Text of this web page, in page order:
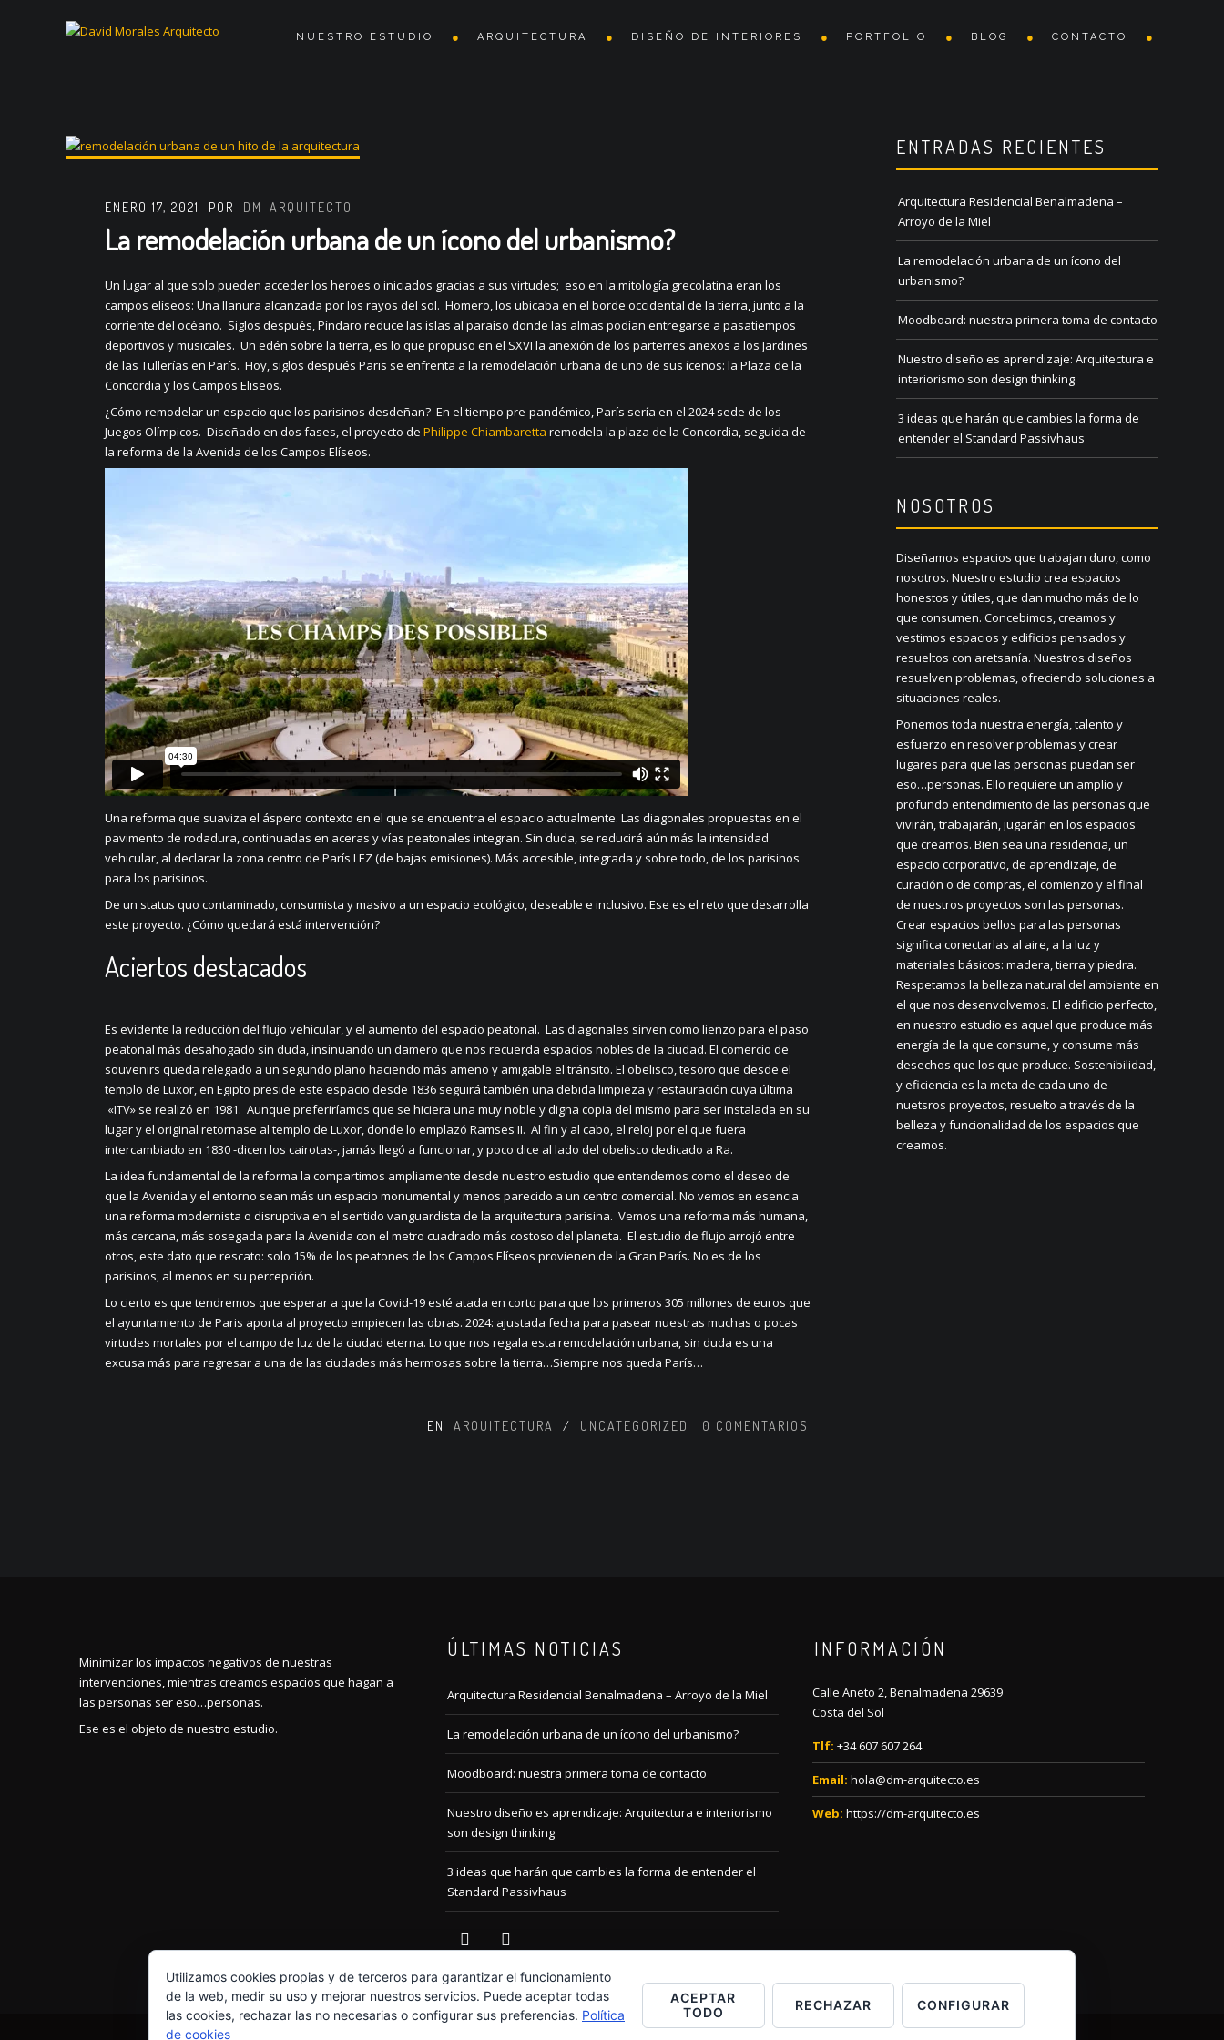
NUESTRO ESTUDIO ARQUITECTURA DISEÑO DE INTERIORES PORTFOLIO BLOG CONTACTO
ENERO 17, 2021 POR DM-ARQUITECTO
La remodelación urbana de un ícono del urbanismo?
Un lugar al que solo pueden acceder los heroes o iniciados gracias a sus virtudes; eso en la mitología grecolatina eran los
campos elíseos: Una llanura alcanzada por los rayos del sol. Homero, los ubicaba en el borde occidental de la tierra, junto a la
corriente del océano. Siglos después, Píndaro reduce las islas al paraíso donde las almas podían entregarse a pasatiempos
deportivos y musicales. Un edén sobre la tierra, es lo que propuso en el SXVI la anexión de los parterres anexos a los Jardines
de las Tullerías en París. Hoy, siglos después Paris se enfrenta a la remodelación urbana de uno de sus ícenos: la Plaza de la
Concordia y los Campos Eliseos.
¿Cómo remodelar un espacio que los parisinos desdeñan? En el tiempo pre-pandémico, París sería en el 2024 sede de los
Juegos Olímpicos. Diseñado en dos fases, el proyecto dePhilippe Chiambaretta remodela la plaza de la Concordia, seguida de
la reforma de la Avenida de los Campos Elíseos.
Una reforma que suaviza el áspero contexto en el que se encuentra el espacio actualmente. Las diagonales propuestas en el
pavimento de rodadura, continuadas en aceras y vías peatonales integran. Sin duda, se reducirá aún más la intensidad
vehicular, al declarar la zona centro de París LEZ (de bajas emisiones). Más accesible, integrada y sobre todo, de los parisinos
para los parisinos.
De un status quo contaminado, consumista y masivo a un espacio ecológico, deseable e inclusivo. Ese es el reto que desarrolla
este proyecto. ¿Cómo quedará está intervención?
Aciertos destacados
Es evidente la reducción del flujo vehicular, y el aumento del espacio peatonal. Las diagonales sirven como lienzo para el paso
peatonal más desahogado sin duda, insinuando un damero que nos recuerda espacios nobles de la ciudad. El comercio de
souvenirs queda relegado a un segundo plano haciendo más ameno y amigable el tránsito. El obelisco, tesoro que desde el
templo de Luxor, en Egipto preside este espacio desde 1836 seguirá también una debida limpieza y restauración cuya última
«ITV» se realizó en 1981. Aunque preferiríamos que se hiciera una muy noble y digna copia del mismo para ser instalada en su
lugar y el original retornase al templo de Luxor, donde lo emplazó Ramses II. Al fin y al cabo, el reloj por el que fuera
intercambiado en 1830 -dicen los cairotas-, jamás llegó a funcionar, y poco dice al lado del obelisco dedicado a Ra.
La idea fundamental de la reforma la compartimos ampliamente desde nuestro estudio que entendemos como el deseo de
que la Avenida y el entorno sean más un espacio monumental y menos parecido a un centro comercial. No vemos en esencia
una reforma modernista o disruptiva en el sentido vanguardista de la arquitectura parisina. Vemos una reforma más humana,
más cercana, más sosegada para la Avenida con el metro cuadrado más costoso del planeta. El estudio de flujo arrojó entre
otros, este dato que rescato: solo 15% de los peatones de los Campos Elíseos provienen de la Gran París. No es de los
parisinos, al menos en su percepción.
Lo cierto es que tendremos que esperar a que la Covid-19 esté atada en corto para que los primeros 305 millones de euros que
el ayuntamiento de Paris aporta al proyecto empiecen las obras. 2024: ajustada fecha para pasear nuestras muchas o pocas
virtudes mortales por el campo de luz de la ciudad eterna. Lo que nos regala esta remodelación urbana, sin duda es una
excusa más para regresar a una de las ciudades más hermosas sobre la tierra…Siempre nos queda París…
EN ARQUITECTURA / UNCATEGORIZED 0 COMENTARIOS
ENTRADAS RECIENTES
Arquitectura Residencial Benalmadena –
Arroyo de la Miel
La remodelación urbana de un ícono del
urbanismo?
Moodboard: nuestra primera toma de contacto
Nuestro diseño es aprendizaje: Arquitectura e
interiorismo son design thinking
3 ideas que harán que cambies la forma de
entender el Standard Passivhaus
NOSOTROS
Diseñamos espacios que trabajan duro, como
nosotros. Nuestro estudio crea espacios
honestos y útiles, que dan mucho más de lo
que consumen. Concebimos, creamos y
vestimos espacios y edificios pensados y
resueltos con aretsanía. Nuestros diseños
resuelven problemas, ofreciendo soluciones a
situaciones reales.
Ponemos toda nuestra energía, talento y
esfuerzo en resolver problemas y crear
lugares para que las personas puedan ser
eso…personas. Ello requiere un amplio y
profundo entendimiento de las personas que
vivirán, trabajarán, jugarán en los espacios
que creamos. Bien sea una residencia, un
espacio corporativo, de aprendizaje, de
curación o de compras, el comienzo y el final
de nuestros proyectos son las personas.
Crear espacios bellos para las personas
significa conectarlas al aire, a la luz y
materiales básicos: madera, tierra y piedra.
Respetamos la belleza natural del ambiente en
el que nos desenvolvemos. El edificio perfecto,
en nuestro estudio es aquel que produce más
energía de la que consume, y consume más
desechos que los que produce. Sostenibilidad,
y eficiencia es la meta de cada uno de
nuetsros proyectos, resuelto a través de la
belleza y funcionalidad de los espacios que
creamos.
Minimizar los impactos negativos de nuestras
intervenciones, mientras creamos espacios que hagan a
las personas ser eso…personas.
Ese es el objeto de nuestro estudio.
ÚLTIMAS NOTICIAS
Arquitectura Residencial Benalmadena – Arroyo de la Miel
La remodelación urbana de un ícono del urbanismo?
Moodboard: nuestra primera toma de contacto
Nuestro diseño es aprendizaje: Arquitectura e interiorismo
son design thinking
3 ideas que harán que cambies la forma de entender el
Standard Passivhaus
instagramlinkedin
INFORMACIÓN
Calle Aneto 2, Benalmadena 29639
Costa del Sol
Tlf: +34 607 607 264
Email: hola@dm-arquitecto.es
Web: https://dm-arquitecto.es
Utilizamos cookies propias y de terceros para garantizar el funcionamiento
de la web, medir su uso y mejorar nuestros servicios. Puede aceptar todas
las cookies, rechazar las no necesarias o configurar sus preferencias. Política
de cookies
ACEPTAR
TODO
RECHAZAR CONFIGURAR